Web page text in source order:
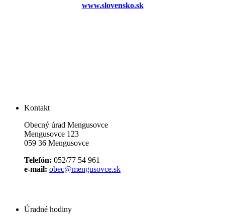
www.slovensko.sk
Kontakt
Obecný úrad Mengusovce
Mengusovce 123
059 36 Mengusovce
Telefón: 052/77 54 961
e-mail: obec@mengusovce.sk
Úradné hodiny